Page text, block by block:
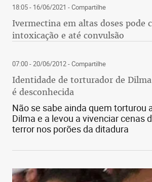
18:05 - 16/06/2021 - Compartilhe
Ivermectina em altas doses pode
intoxicação e até convulsão
07:00 - 20/06/2012- Compartilhe
Identidade de torturador de
é desconhecida
Não se sabe ainda quem torturou
Dilma e a levou a vivenciar cenas
terror nos porões da ditadura